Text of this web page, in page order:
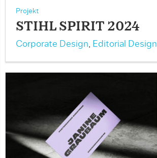
Projekt
STIHL SPIRIT 2024
Corporate Design, Editorial Design